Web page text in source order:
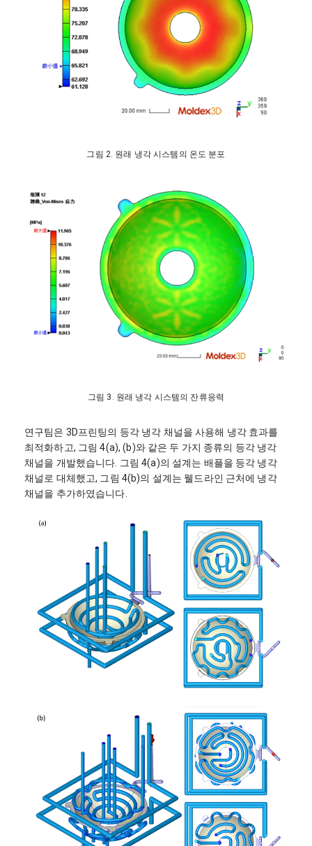
그림 2. 원래 냉각 시스템의 온도 분포
그림 3. 원래 냉각 시스템의 잔류응력
연구팀은 3D프린팅의 등각 냉각 채널을 사용해 냉각 효과를
최적화하고, 그림 4(a), (b)와 같은 두 가지 종류의 등각 냉각
채널을 개발했습니다. 그림 4(a)의 설계는 배플을 등각 냉각
채널로 대체했고, 그림 4(b)의 설계는 웰드라인 근처에 냉각
채널을 추가하였습니다.